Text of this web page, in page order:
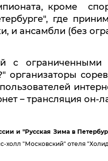
кроме
где
и ансамбли (без
с ограниченными
организаторы
– трансляция он-
и "Русская Зима в
холл "Московский" отеля